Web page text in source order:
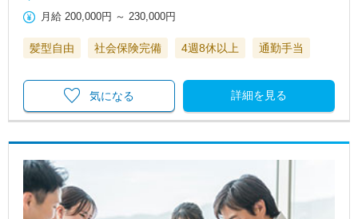
月給 200,000円 ～230,000円
髪型自由 社会保険完備 4週8休以上 通勤手当
詳細を見る
気になる